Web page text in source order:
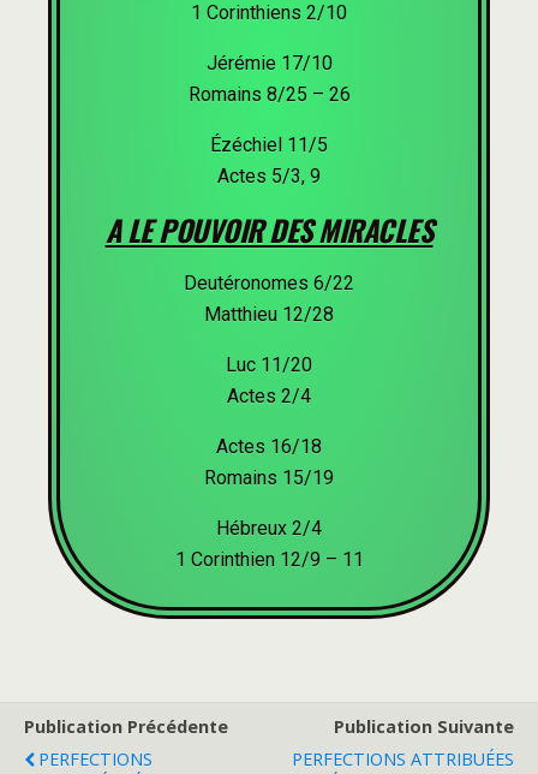
1 Corinthiens 2/10
Jérémie 17/10
Romains 8/25 – 26
Ézéchiel 11/5
Actes 5/3, 9
A LE POUVOIR DES MIRACLES
Deutéronomes 6/22
Matthieu 12/28
Luc 11/20
Actes 2/4
Actes 16/18
Romains 15/19
Hébreux 2/4
1 Corinthien 12/9 – 11
Publication Précédente
PERFECTIONS
Publication Suivante
PERFECTIONS ATTRIBUÉES